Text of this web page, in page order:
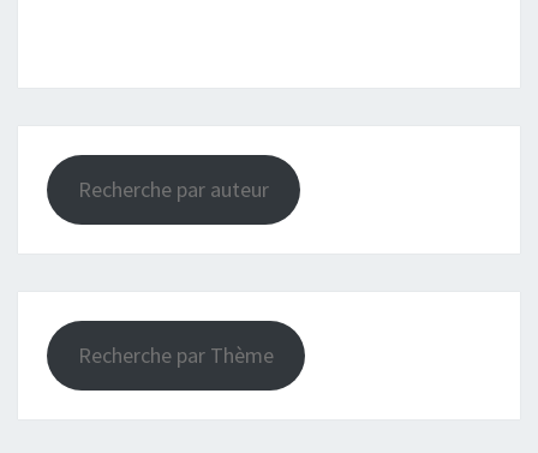
Recherche par auteur
Recherche par Thème